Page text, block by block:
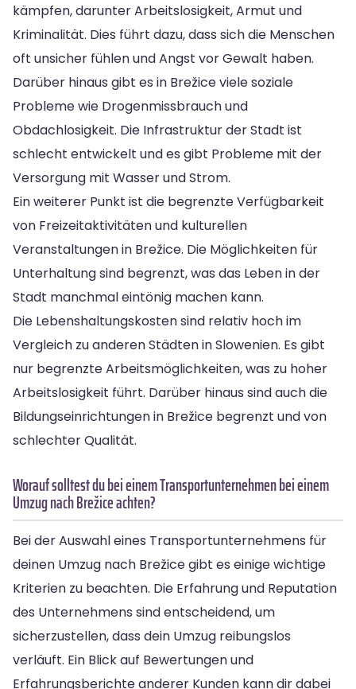
kämpfen, darunter Arbeitslosigkeit, Armut und
Kriminalität. Dies führt dazu, dass sich die Menschen
oft unsicher fühlen und Angst vor Gewalt haben.
Darüber hinaus gibt es in Brežice viele soziale
Probleme wie Drogenmissbrauch und
Obdachlosigkeit. Die Infrastruktur der Stadt ist
schlecht entwickelt und es gibt Probleme mit der
Versorgung mit Wasser und Strom.
Ein weiterer Punkt ist die begrenzte Verfügbarkeit
von Freizeitaktivitäten und kulturellen
Veranstaltungen in Brežice. Die Möglichkeiten für
Unterhaltung sind begrenzt, was das Leben in der
Stadt manchmal eintönig machen kann.
Die Lebenshaltungskosten sind relativ hoch im
Vergleich zu anderen Städten in Slowenien. Es gibt
nur begrenzte Arbeitsmöglichkeiten, was zu hoher
Arbeitslosigkeit führt. Darüber hinaus sind auch die
Bildungseinrichtungen in Brežice begrenzt und von
schlechter Qualität.
Worauf solltest du bei einem Transportunternehmen bei einem
Umzug nach Brežice achten?
Bei der Auswahl eines Transportunternehmens für
deinen Umzug nach Brežice gibt es einige wichtige
Kriterien zu beachten. Die Erfahrung und Reputation
des Unternehmens sind entscheidend, um
sicherzustellen, dass dein Umzug reibungslos
verläuft. Ein Blick auf Bewertungen und
Erfahrungsberichte anderer Kunden kann dir dabei